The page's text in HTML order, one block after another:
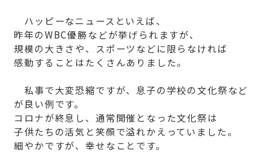
ハッピーなニュースといえば、
昨年のWBC優勝などが挙げられますが、
規模の大きさや、スポーツなどに限らなければ
感動することはたくさんありました。
私事で大変恐縮ですが、息子の学校の文化祭など
が良い例です。
コロナが終息し、通常開催となった文化祭は
子供たちの活気と笑顔で溢れかえっていました。
細やかですが、幸せなことです。